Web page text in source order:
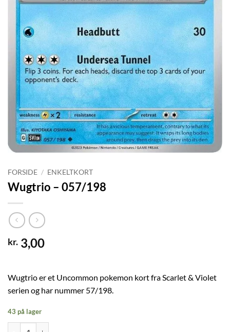
FORSIDE / ENKELTKORT
Wugtrio – 057/198
kr. 3,00
Wugtrio er et Uncommon pokemon kort fra Scarlet & Violet
serien og har nummer 57/198.
43 på lager